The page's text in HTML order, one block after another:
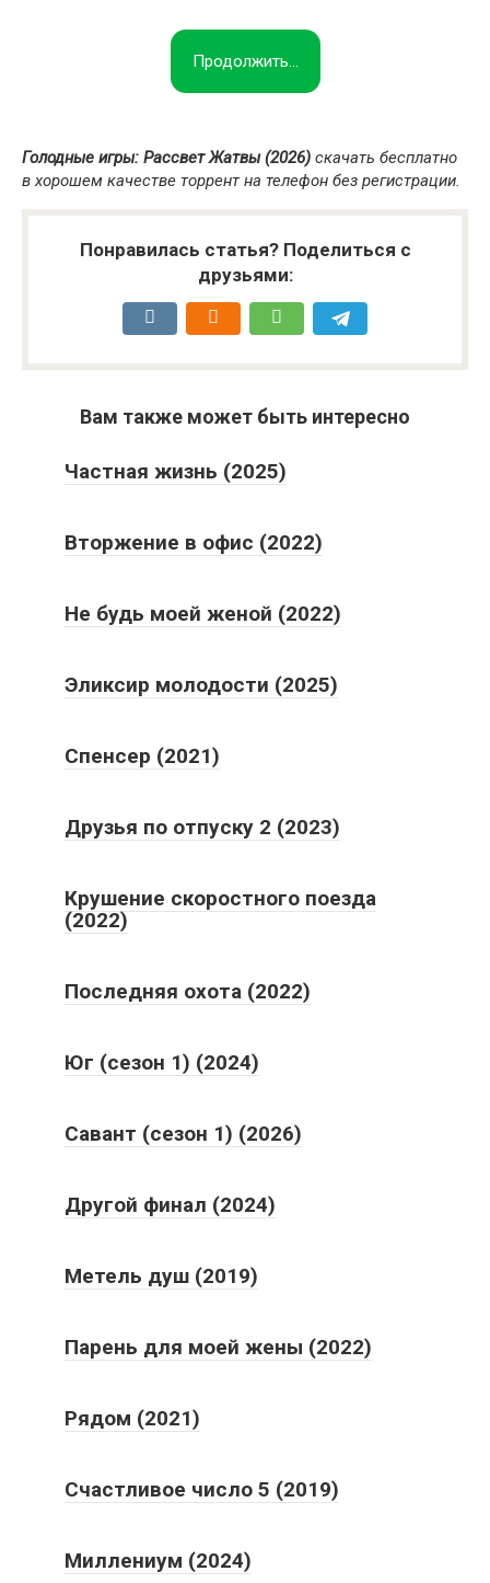
Продолжить...
Голодные игры: Рассвет Жатвы (2026) скачать бесплатно
в хорошем качестве торрент на телефон без регистрации.
Понравилась статья? Поделиться с
друзьями:
Вам также может быть интересно
Частная жизнь (2025)
Вторжение в офис (2022)
Не будь моей женой (2022)
Эликсир молодости (2025)
Спенсер (2021)
Друзья по отпуску 2 (2023)
Крушение скоростного поезда
(2022)
Последняя охота (2022)
Юг (сезон 1) (2024)
Савант (сезон 1) (2026)
Другой финал (2024)
Метель душ (2019)
Парень для моей жены (2022)
Рядом (2021)
Счастливое число 5 (2019)
Миллениум (2024)